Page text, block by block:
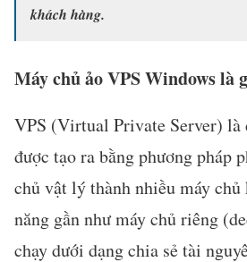
khách hàng.
Máy chủ ảo VPS Windows là
VPS (Virtual Private Server) là
được tạo ra bằng phương pháp
chủ vật lý thành nhiều máy
năng gần như máy chủ riêng
chạy dưới dạng chia sẻ tài